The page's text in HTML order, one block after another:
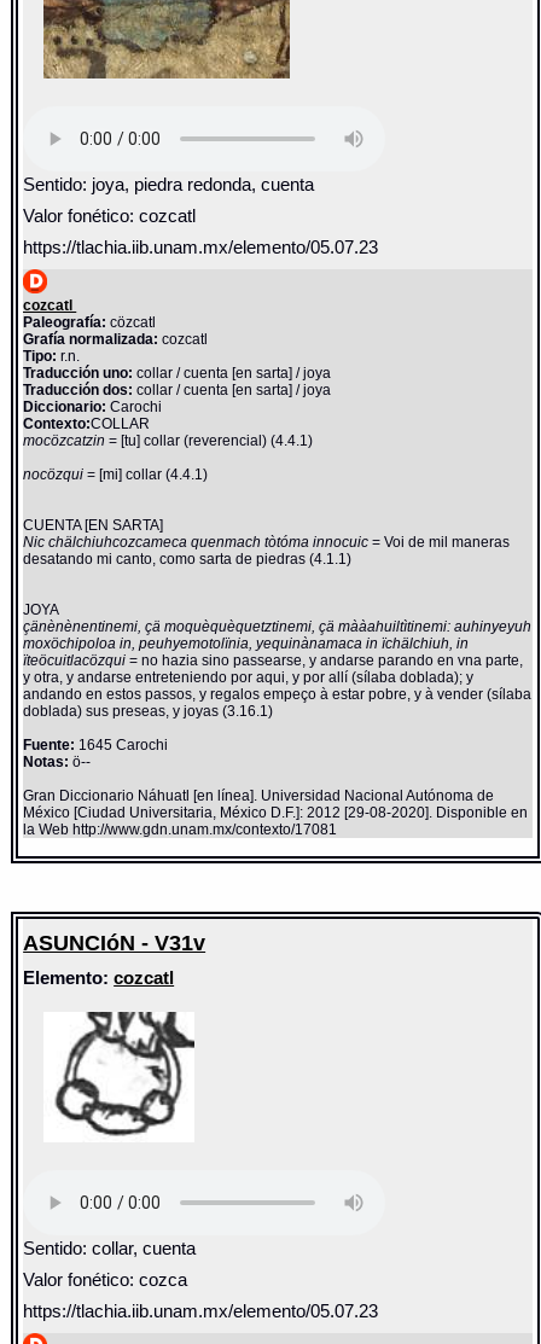
Sentido: joya, piedra redonda, cuenta
Valor fonético: cozcatl
https://tlachia.iib.unam.mx/elemento/05.07.23
cozcatl
Paleografía: cözcatl
Grafía normalizada: cozcatl
Tipo: r.n.
Traducción uno: collar / cuenta [en sarta] / joya
Traducción dos: collar / cuenta [en sarta] / joya
Diccionario:Carochi
Contexto:COLLAR
mocözcatzin= [tu] collar (reverencial) (4.4.1)
nocözqui= [mi] collar (4.4.1)
CUENTA [EN SARTA]
Nic chälchiuhcozcameca quenmach tòtóma innocuic= Voi de mil maneras
desatando mi canto, como sarta de piedras (4.1.1)
JOYA
çänènènentinemi, çä moquèquèquetztinemi, çä mààahuiltìtinemi: auhinyeyuh
moxöchipoloa in, peuhyemotolïnia, yequinànamaca in ïchälchiuh, in
ïteöcuitlacözqui= no hazia sino passearse, y andarse parando en vna parte,
y otra, y andarse entreteniendo por aqui, y por allí (sílaba doblada); y
andando en estos passos, y regalos empeço à estar pobre, y à vender (sílaba
doblada) sus preseas, y joyas (3.16.1)
Fuente: 1645 Carochi
Notas: ö--
Gran Diccionario Náhuatl [en línea]. Universidad Nacional Autónoma de
México [Ciudad Universitaria, México D.F.]: 2012 [29-08-2020]. Disponible en
la Web http://www.gdn.unam.mx/contexto/17081
ASUNCIóN - V31v
Elemento:cozcatl
Sentido: collar, cuenta
Valor fonético: cozca
https://tlachia.iib.unam.mx/elemento/05.07.23